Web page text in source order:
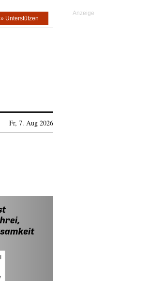
» Unterstützen
Fr, 7. Aug 2026